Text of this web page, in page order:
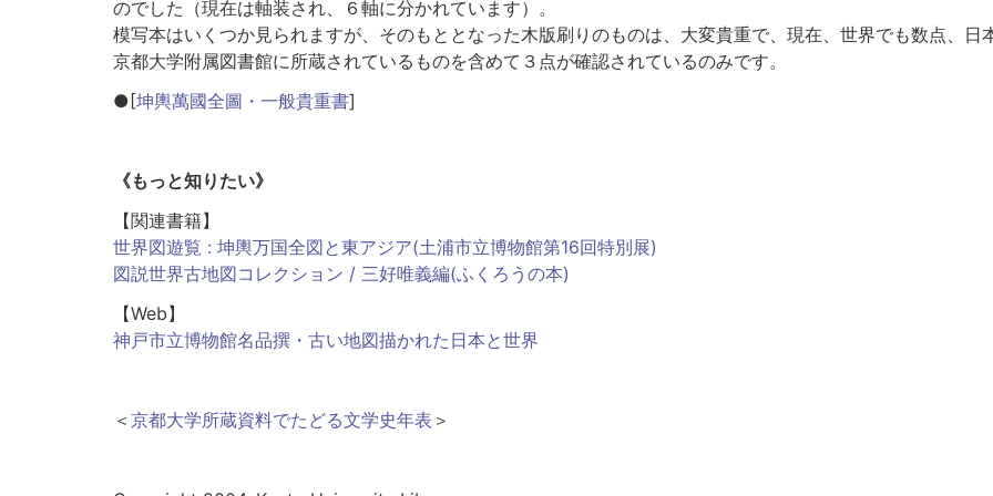
のでした（現在は軸装され、６軸に分かれています）。
模写本はいくつか見られますが、そのもととなった木版刷りのものは、大変貴重で、現在、世界でも数点、日
京都大学附属図書館に所蔵されているものを含めて３点が確認されているのみです。
●[坤輿萬國全圖・一般貴重書]
《もっと知りたい》
【関連書籍】
世界図遊覧 : 坤輿万国全図と東アジア(土浦市立博物館第16回特別展)
図説世界古地図コレクション / 三好唯義編(ふくろうの本)
【Web】
神戸市立博物館名品撰・古い地図描かれた日本と世界
＜ 京都大学所蔵資料でたどる文学史年表 ＞